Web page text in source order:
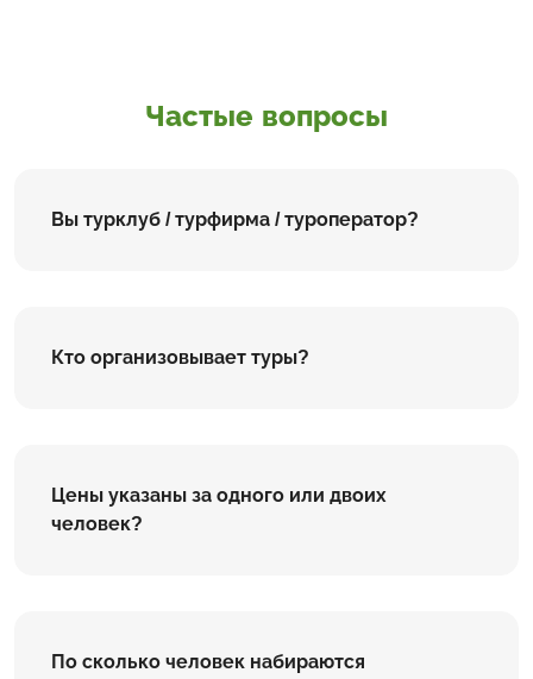
Частые вопросы
Вы турклуб / турфирма / туроператор?
Кто организовывает туры?
Цены указаны за одного или двоих
человек?
По сколько человек набираются